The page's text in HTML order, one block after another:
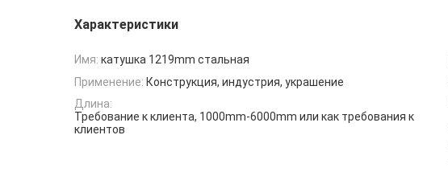
Характеристики
Имя: катушка 1219mm стальная
Применение: Конструкция, индустрия, украшение
Длина:
Требование к клиента, 1000mm-6000mm или как требования к
клиентов